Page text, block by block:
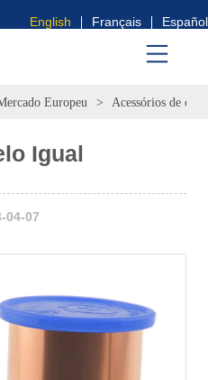
English Français Español
Europeu > Acessórios de
Igual
04-07